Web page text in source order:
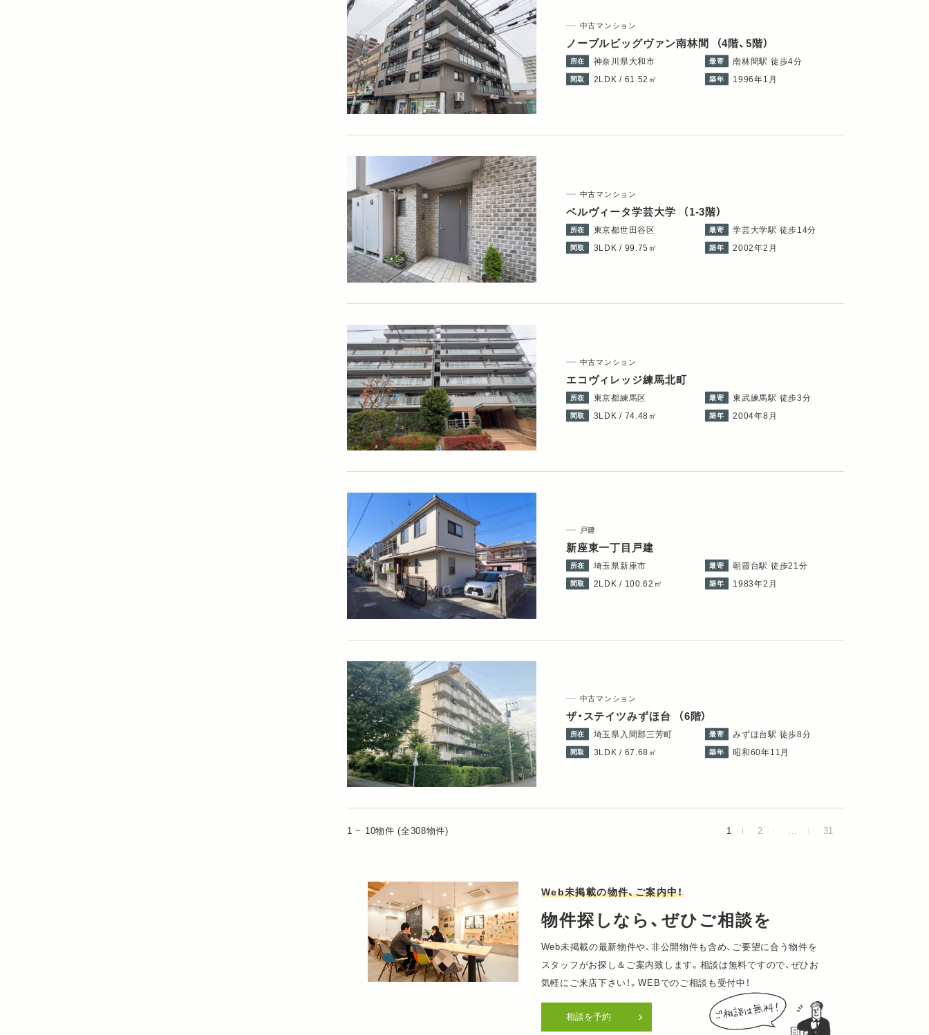
中古マンション
ノーブルビッグヴァン南林間 （4階、5階）
所在 神奈川県大和市 最寄 南林間駅 徒歩4分
間取 2LDK / 61.52㎡ 築年 1996年1月
中古マンション
ベルヴィータ学芸大学 （1-3階）
所在 東京都世田谷区 最寄 学芸大学駅 徒歩14分
間取 3LDK / 99.75㎡ 築年 2002年2月
中古マンション
エコヴィレッジ練馬北町
所在 東京都練馬区 最寄 東武練馬駅 徒歩3分
間取 3LDK / 74.48㎡ 築年 2004年8月
戸建
新座東一丁目戸建
所在 埼玉県新座市 最寄 朝霞台駅 徒歩21分
間取 2LDK / 100.62㎡ 築年 1983年2月
中古マンション
ザ・ステイツみずほ台 （6階）
所在 埼玉県入間郡三芳町 最寄 みずほ台駅 徒歩8分
間取 3LDK / 67.68㎡ 築年 昭和60年11月
1 ~ 10物件 (全308物件) 1 2 31
Web未掲載の物件、ご案内中！
物件探しなら、ぜひご相談を
Web未掲載の最新物件や、非公開物件も含め、ご要望に合う物件を
スタッフがお探し＆ご案内致します。相談は無料ですので、ぜひお
気軽にご来店下さい！。WEBでのご相談も受付中！
相談を予約